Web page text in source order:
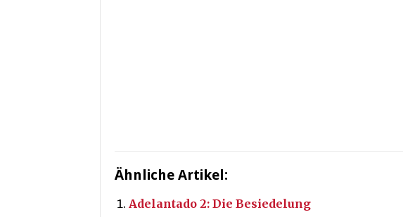
Ähnliche Artikel:
Adelantado 2: Die Besiedelung